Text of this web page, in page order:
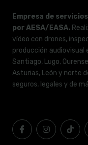
Empresa de
por AESA/EASA.
vídeo con drones,
producción audiovisual
Santiago, Lugo,
Asturias, León y norte
seguros, legales y de